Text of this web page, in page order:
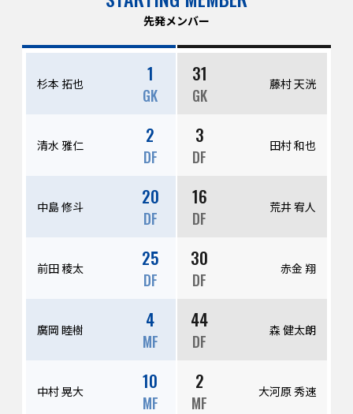
先発メンバー
杉本 拓也 1
GK
清水 雅仁 2
DF
中島 修斗 20
DF
前田 稜太 25
DF
廣岡 睦樹 4
MF
中村 晃大 10
MF
藤村 天洸
31
GK
田村 和也
3
DF
荒井 宥人
16
DF
赤金 翔
30
DF
森 健太朗
44
DF
大河原 秀速
2
MF